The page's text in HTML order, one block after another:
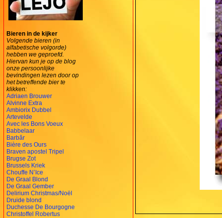
Bieren in de kijker
Volgende bieren (in
alfabetische volgorde)
hebben we geproefd.
Hiervan kun je op de blog
onze persoonlijke
bevindingen lezen door op
het betreffende bier te
klikken:
Adriaen Brouwer
Alvinne Extra
Ambiorix Dubbel
Artevelde
Avec les Bons Voeux
Babbelaar
Barbăr
Bière des Ours
Braven apostel Tripel
Brugse Zot
Brussels Kriek
Chouffe N’Ice
De Graal Blond
De Graal Gember
Delirium Christmas/Noël
Druide blond
Duchesse De Bourgogne
Christoffel Robertus